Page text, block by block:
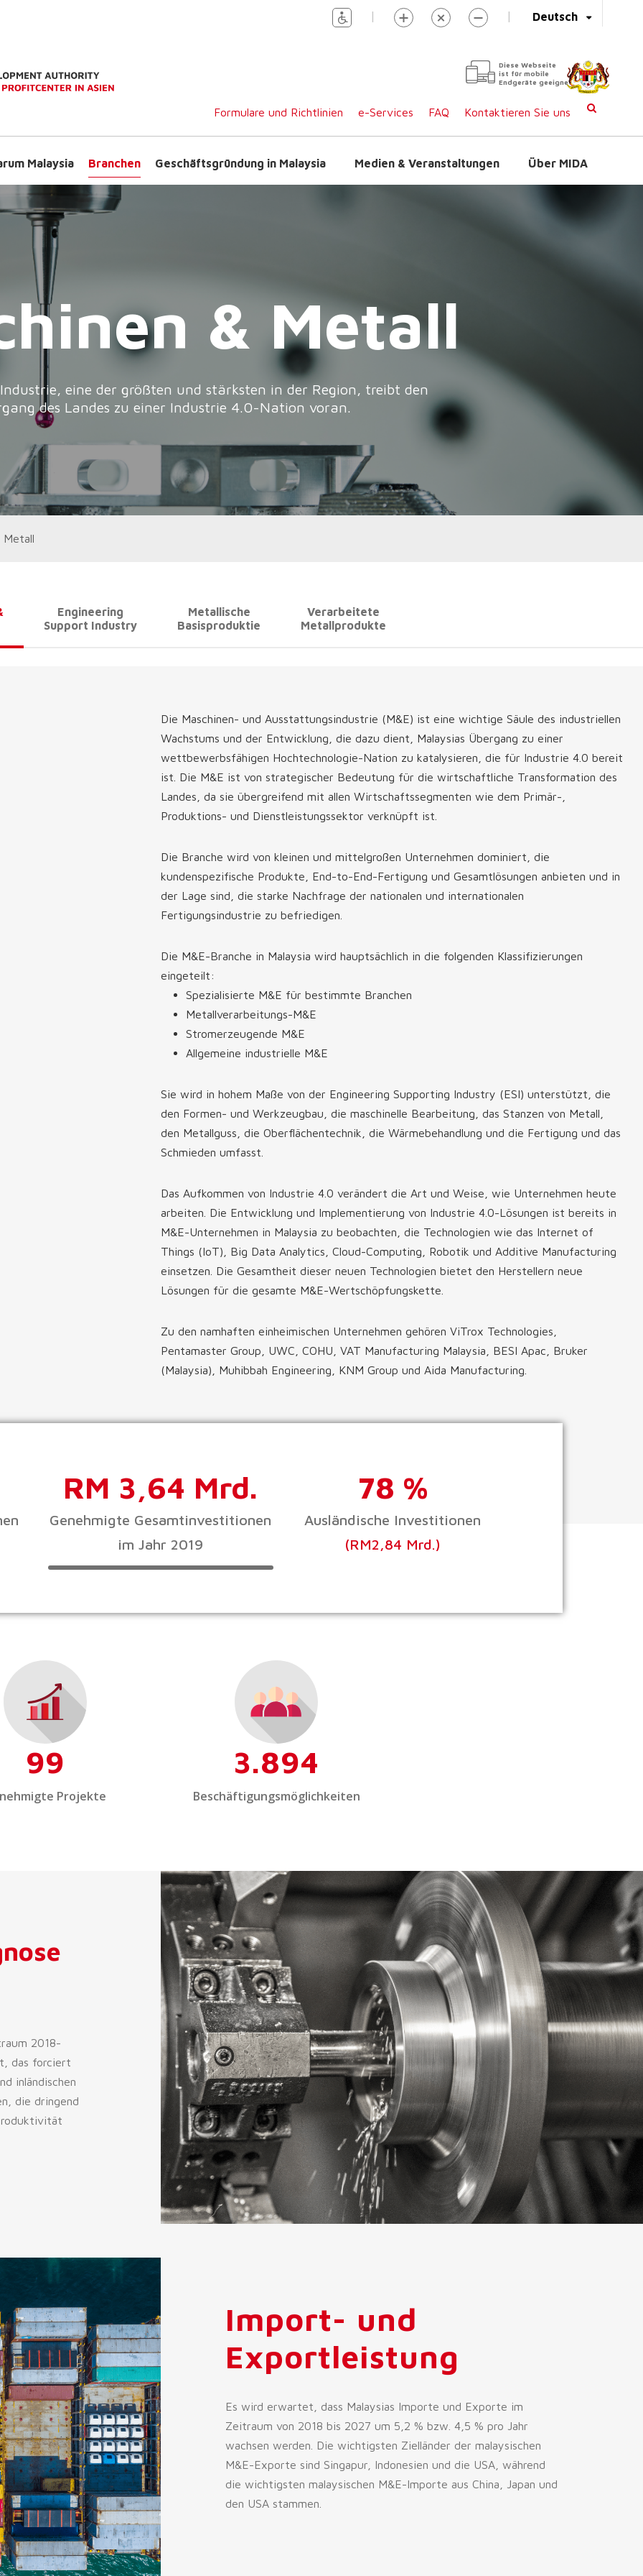
Deutsch
| |
Diese Webseite
ist für mobile
Endgeräte geeignet
Formulare und Richtlinien e-Services FAQ Kontaktieren Sie uns
Malaysia Branchen Geschäftsgründung in Malaysia Medien & Veranstaltungen Über MIDA
Metall
Engineering
Support Industry
Metallische
Basisproduktie
Verarbeitete
Metallprodukte
Die Maschinen- und Ausstattungsindustrie (M&E) ist eine wichtige Säule des industriellen
Wachstums und der Entwicklung, die dazu dient, Malaysias Übergang zu einer
wettbewerbsfähigen Hochtechnologie-Nation zu katalysieren, die für Industrie 4.0 bereit
ist. Die M&E ist von strategischer Bedeutung für die wirtschaftliche Transformation des
Landes, da sie übergreifend mit allen Wirtschaftssegmenten wie dem Primär-,
Produktions- und Dienstleistungssektor verknüpft ist.
Die Branche wird von kleinen und mittelgroßen Unternehmen dominiert, die
kundenspezifische Produkte, End-to-End-Fertigung und Gesamtlösungen anbieten und in
der Lage sind, die starke Nachfrage der nationalen und internationalen
Fertigungsindustrie zu befriedigen.
Die M&E-Branche in Malaysia wird hauptsächlich in die folgenden Klassifizierungen
eingeteilt:
Spezialisierte M&E für bestimmte Branchen
Metallverarbeitungs-M&E
Stromerzeugende M&E
Allgemeine industrielle M&E
Sie wird in hohem Maße von der Engineering Supporting Industry (ESI) unterstützt, die
den Formen- und Werkzeugbau, die maschinelle Bearbeitung, das Stanzen von Metall,
den Metallguss, die Oberflächentechnik, die Wärmebehandlung und die Fertigung und das
Schmieden umfasst.
Das Aufkommen von Industrie 4.0 verändert die Art und Weise, wie Unternehmen heute
arbeiten. Die Entwicklung und Implementierung von Industrie 4.0-Lösungen ist bereits in
M&E-Unternehmen in Malaysia zu beobachten, die Technologien wie das Internet of
Things (IoT), Big Data Analytics, Cloud-Computing, Robotik und Additive Manufacturing
einsetzen. Die Gesamtheit dieser neuen Technologien bietet den Herstellern neue
Lösungen für die gesamte M&E-Wertschöpfungskette.
Zu den namhaften einheimischen Unternehmen gehören ViTrox Technologies,
Pentamaster Group, UWC, COHU, VAT Manufacturing Malaysia, BESI Apac, Bruker
(Malaysia), Muhibbah Engineering, KNM Group und Aida Manufacturing.
RM 3,64 Mrd.
Genehmigte Gesamtinvestitionen
im Jahr 2019
78 %
Ausländische Investitionen
(RM2,84 Mrd.)
99
Projekte
3.894
Beschäftigungsmöglichkeiten
2018-
das forciert
inländischen
die dringend
Import- und
Exportleistung
Es wird erwartet, dass Malaysias Importe und Exporte im
Zeitraum von 2018 bis 2027 um 5,2 % bzw. 4,5 % pro Jahr
wachsen werden. Die wichtigsten Zielländer der malaysischen
M&E-Exporte sind Singapur, Indonesien und die USA, während
die wichtigsten malaysischen M&E-Importe aus China, Japan und
den USA stammen.